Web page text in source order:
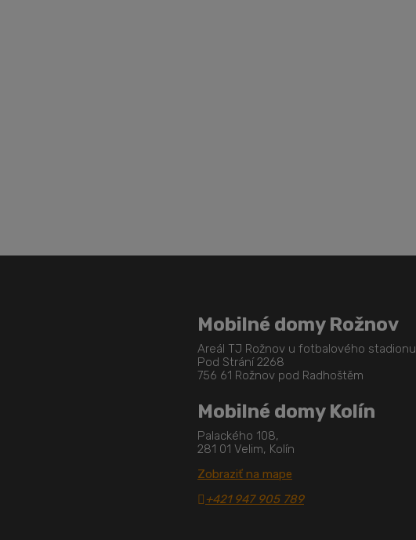
Mobilné domy Rožnov
Areál TJ Rožnov u fotbalového stadionu
Pod Strání 2268
756 61 Rožnov pod Radhoštěm
Mobilné domy Kolín
Palackého 108,
281 01 Velim, Kolín
Zobraziť na mape
+421 947 905 789